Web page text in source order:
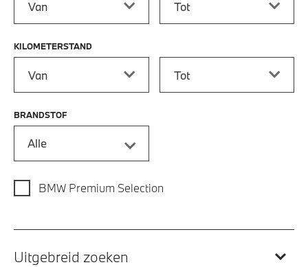
KILOMETERSTAND
BRANDSTOF
Alle
BMW Premium Selection
Uitgebreid zoeken